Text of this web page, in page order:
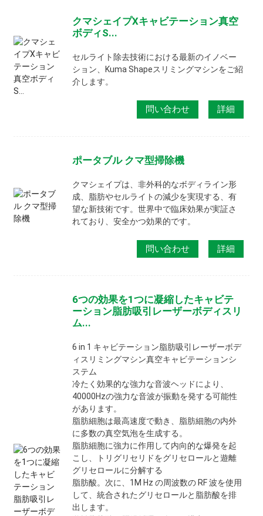
クマシェイプXキャビテーション真空
ボディS...
セルライト除去技術における最新のイノベー
ション、Kuma Shapeスリミングマシンをご紹
介します。
問い合わせ 詳細
ポータブル クマ型掃除機
クマシェイプは、非外科的なボディライン形
成、脂肪やセルライトの減少を実現する、有
望な新技術です。世界中で臨床効果が実証さ
れており、安全かつ効果的です。
問い合わせ 詳細
6つの効果を1つに凝縮したキャビテ
ーション脂肪吸引レーザーボディスリ
ム...
6 in 1 キャビテーション脂肪吸引レーザーボデ
ィスリミングマシン真空キャビテーションシ
ステム
冷たく効果的な強力な音波ヘッドにより、
40000Hzの強力な音波が振動を発する可能性
があります。
脂肪細胞は最高速度で動き、脂肪細胞の内外
に多数の真空気泡を生成する。
脂肪細胞に強力に作用して内向的な爆発を起
こし、トリグリセリドをグリセロールと遊離
グリセロールに分解する
脂肪酸。次に、1M Hz の周波数の RF 波を使用
して、統合されたグリセロールと脂肪酸を排
出します。